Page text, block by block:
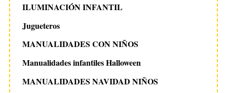
ILUMINACIÓN INFANTIL
Jugueteros
MANUALIDADES CON NIÑOS
Manualidades infantiles Halloween
MANUALIDADES NAVIDAD NIÑOS